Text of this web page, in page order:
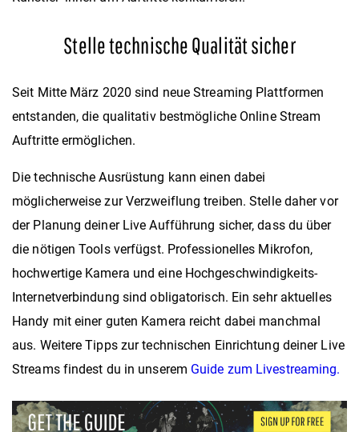
Stelle technische Qualität sicher
Seit Mitte März 2020 sind neue Streaming Plattformen
entstanden, die qualitativ bestmögliche Online Stream
Auftritte ermöglichen.
Die technische Ausrüstung kann einen dabei
möglicherweise zur Verzweiflung treiben. Stelle daher vor
der Planung deiner Live Aufführung sicher, dass du über
die nötigen Tools verfügst. Professionelles Mikrofon,
hochwertige Kamera und eine Hochgeschwindigkeits-
Internetverbindung sind obligatorisch. Ein sehr aktuelles
Handy mit einer guten Kamera reicht dabei manchmal
aus. Weitere Tipps zur technischen Einrichtung deiner Live
Streams findest du in unserem Guide zum Livestreaming.